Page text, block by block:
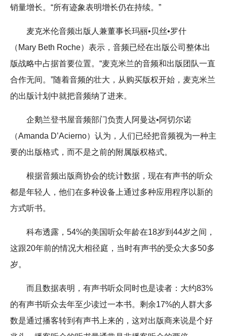
销量增长。“所有迹象表明增长仍在持续。”
麦克米伦音频出版人兼董事长玛丽•贝丝•罗什
（Mary Beth Roche）表示，音频已经在出版公司整体出
版战略中占据首要位置。“麦克米兰的音频和出版团队一直
合作无间。”随着音频的壮大，从购买版权开始，麦克米兰
的出版计划中就把音频纳了进来。
企鹅兰登书屋音频部门负责人阿曼达•阿切尔诺
（Amanda D’Acierno）认为，人们已经把音频视为一种主
要的出版格式，而不是之前的附属版权格式。
根据音频出版商协会的统计数据，现在有声书的听众
都是年轻人，他们在多种设备上通过多种应用程序以新的
方式听书。
科布透露，54%的美国听众年龄在18岁到44岁之间，
这跟20年前的情况大相径庭，当时有声书的受众大多50多
岁。
而且数据表明，有声书听众同时也是读者：大约83%
的有声书听众去年至少读过一本书。剩余17%的人群大多
数是通过播客转到有声书上来的，这对出版商来说是个好